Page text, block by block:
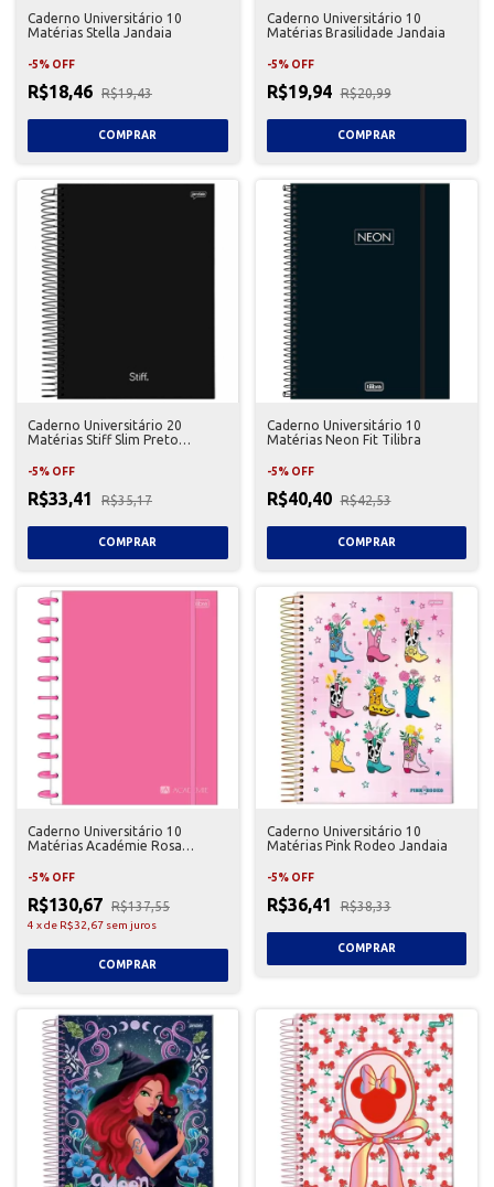
Caderno Universitário 10
Matérias Stella Jandaia
-5% OFF
R$18,46 R$19,43
Caderno Universitário 10
Matérias Brasilidade Jandaia
-5% OFF
R$19,94 R$20,99
Caderno Universitário 20
Matérias Stiff Slim Preto
-5% OFF
R$33,41 R$35,17
Caderno Universitário 10
Matérias Neon Fit Tilibra
-5% OFF
R$40,40 R$42,53
Caderno Universitário 10
Matérias Académie Rosa
-5% OFF
R$130,67 R$137,55
4 xde R$32,67 sem juros
Caderno Universitário 10
Matérias Pink Rodeo Jandaia
-5% OFF
R$36,41 R$38,33